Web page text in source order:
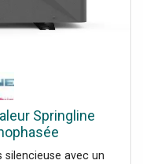
Springline
avec un